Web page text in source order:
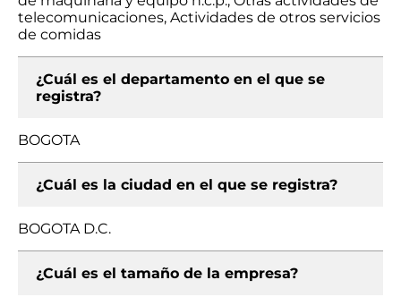
telecomunicaciones, Actividades de otros servicios
de comidas
¿Cuál es el departamento en el que se
registra?
BOGOTA
¿Cuál es la ciudad en el que se registra?
BOGOTA D.C.
¿Cuál es el tamaño de la empresa?